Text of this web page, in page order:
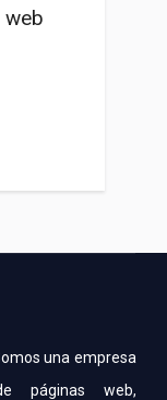
una empresa
páginas web,